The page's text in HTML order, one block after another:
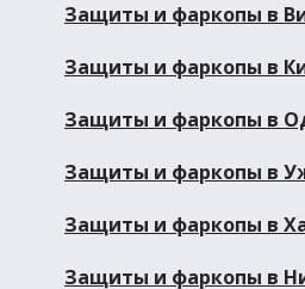
Защиты и фаркопы в
Защиты и фаркопы в
Защиты и фаркопы в
Защиты и фаркопы в
Защиты и фаркопы в
Защиты и фаркопы в